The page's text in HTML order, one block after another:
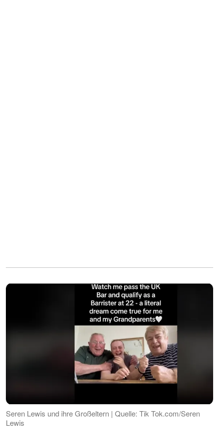
Seren Lewis und ihre Großeltern | Quelle: Tik Tok.com/Seren
Lewis